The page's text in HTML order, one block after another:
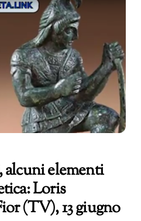
alcuni elementi
Loris
(TV), 13 giugno